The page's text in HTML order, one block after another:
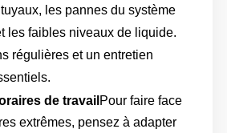
les pannes du système
les faibles niveaux de liquide.
régulières et un entretien
de travail Pour faire face
extrêmes, pensez à adapter